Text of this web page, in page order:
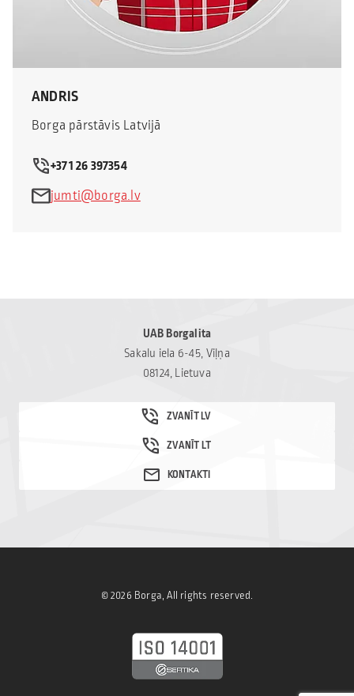
ANDRIS
Borga pārstāvis Latvijā
+371 26 397354
jumti@borga.lv
UAB Borgalita
Sakalu iela 6-45, Viļņa
08124, Lietuva
© 2026 Borga, All rights reserved.